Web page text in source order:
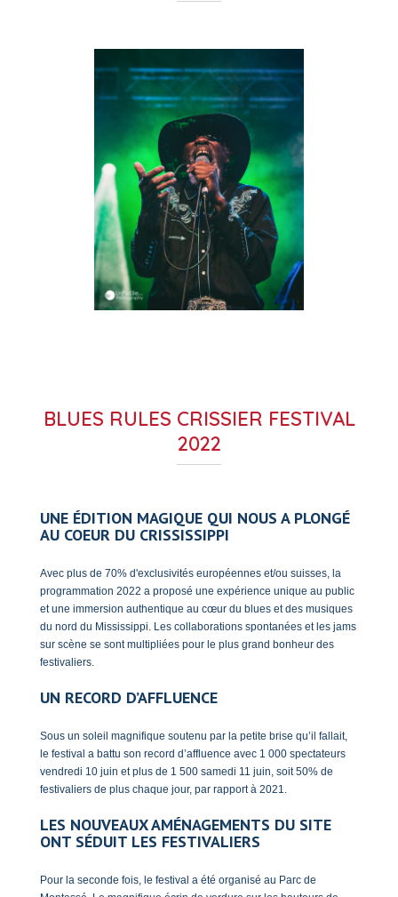
BLUES RULES CRISSIER FESTIVAL
2022
UNE ÉDITION MAGIQUE QUI NOUS A PLONGÉ
AU COEUR DU CRISSISSIPPI
Avec plus de 70% d'exclusivités européennes et/ou suisses, la
programmation 2022 a proposé une expérience unique au public
et une immersion authentique au cœur du blues et des musiques
du nord du Mississippi. Les collaborations spontanées et les jams
sur scène se sont multipliées pour le plus grand bonheur des
festivaliers.
UN RECORD D’AFFLUENCE
Sous un soleil magnifique soutenu par la petite brise qu’il fallait,
le festival a battu son record d’affluence avec 1 000 spectateurs
vendredi 10 juin et plus de 1 500 samedi 11 juin, soit 50% de
festivaliers de plus chaque jour, par rapport à 2021.
LES NOUVEAUX AMÉNAGEMENTS DU SITE
ONT SÉDUIT LES FESTIVALIERS
Pour la seconde fois, le festival a été organisé au Parc de